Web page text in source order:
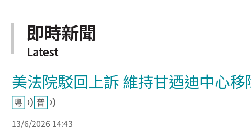
即時新聞
Latest
美法院駁回上訴 維持甘迺迪中心
13/6/2026 14:43